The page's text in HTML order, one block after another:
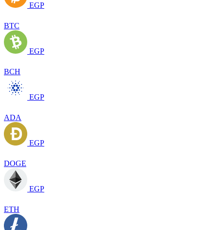
EGP
BTC
EGP
BCH
EGP
ADA
EGP
DOGE
EGP
ETH